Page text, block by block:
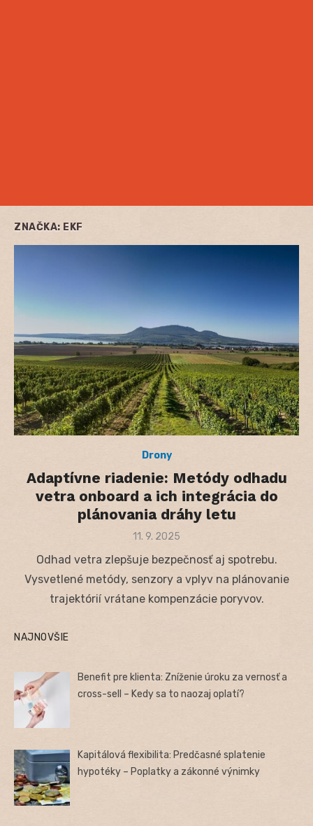
ZNAČKA: EKF
Drony
Adaptívne riadenie: Metódy odhadu
vetra onboard a ich integrácia do
plánovania dráhy letu
Posted
11. 9. 2025
Odhad vetra zlepšuje bezpečnosť aj spotrebu.
Vysvetlené metódy, senzory a vplyv na plánovanie
trajektórií vrátane kompenzácie poryvov.
NAJNOVŠIE
Benefit pre klienta: Zníženie úroku za vernosť a
cross-sell – Kedy sa to naozaj oplatí?
Kapitálová flexibilita: Predčasné splatenie
hypotéky – Poplatky a zákonné výnimky